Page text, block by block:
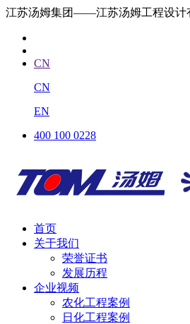
江苏汤姆集团——江苏汤姆工程设计
CN
CN
EN
400 100 0228
首页
关于我们
荣誉证书
发展历程
企业视频
农化工程案例
日化工程案例